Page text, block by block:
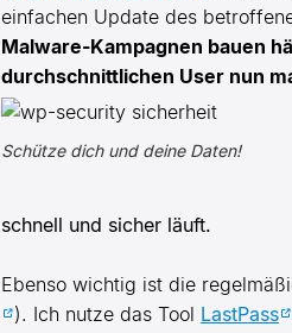
einfachen Update des
Malware-Kampagnen bauen
durchschnittlichen User nun
Schütze dich und deine Daten!
schnell und sicher läuft.
Ebenso wichtig ist die
). Ich nutze das Tool LastPass